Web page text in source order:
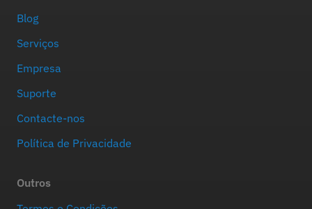
Blog
Serviços
Empresa
Suporte
Contacte-nos
Política de Privacidade
Outros